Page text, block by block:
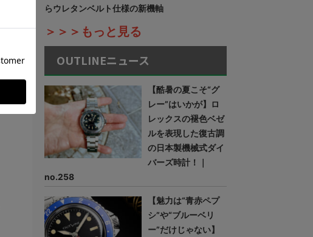
らウレタンベルト仕様の新機軸
＞＞＞もっと見る
OUTLINEニュース
【酷暑の夏こそ“グ
レー”はいかが】ロ
レックスの褪色ベゼ
ルを表現した復古調
の日本製機械式ダイ
バーズ時計！｜
no.258
【魅力は“青赤ペプ
シ”や“ブルーベリ
ー”だけじゃない】